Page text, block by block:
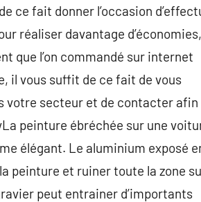
ce fait donner l’occasion
réaliser davantage
que l’on commandé sur internet
il vous suffit de ce fait de vous
votre secteur et de contacter afin
peinture ébréchée sur une
élégant. Le aluminium exposé
peinture et ruiner toute la zone
peut entrainer d’importants